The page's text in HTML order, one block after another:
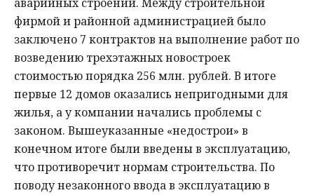
фирмой и районной администрацией было
заключено 7 контрактов на выполнение работ по
возведению трехэтажных новостроек
стоимостью порядка 256 млн. рублей. В итоге
первые 12 домов оказались непригодными для
жилья, а у компании начались проблемы с
законом. Вышеуказанные «недострои» в
конечном итоге были введены в эксплуатацию,
что противоречит нормам строительства. По
поводу незаконного ввода в эксплуатацию в